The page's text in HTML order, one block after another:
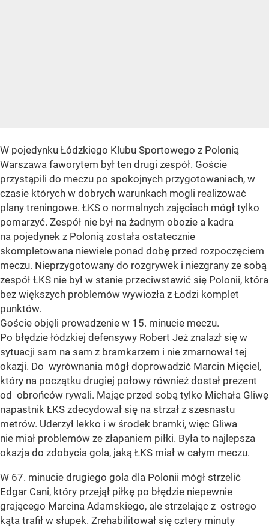
W pojedynku Łódzkiego Klubu Sportowego z Polonią
Warszawa faworytem był ten drugi zespół. Goście
przystąpili do meczu po spokojnych przygotowaniach, w
czasie których w dobrych warunkach mogli realizować
plany treningowe. ŁKS o normalnych zajęciach mógł tylko
pomarzyć. Zespół nie był na żadnym obozie a kadra
na pojedynek z Polonią została ostatecznie
skompletowana niewiele ponad dobę przed rozpoczęciem
meczu. Nieprzygotowany do rozgrywek i niezgrany ze sobą
zespół ŁKS nie był w stanie przeciwstawić się Polonii, która
bez większych problemów wywiozła z Łodzi komplet
punktów.
Goście objęli prowadzenie w 15. minucie meczu.
Po błędzie łódzkiej defensywy Robert Jeż znalazł się w
sytuacji sam na sam z bramkarzem i nie zmarnował tej
okazji. Do wyrównania mógł doprowadzić Marcin Mięciel,
który na początku drugiej połowy również dostał prezent
od obrońców rywali. Mając przed sobą tylko Michała Gliwę
napastnik ŁKS zdecydował się na strzał z szesnastu
metrów. Uderzył lekko i w środek bramki, więc Gliwa
nie miał problemów ze złapaniem piłki. Była to najlepsza
okazja do zdobycia gola, jaką ŁKS miał w całym meczu.
W 67. minucie drugiego gola dla Polonii mógł strzelić
Edgar Cani, który przejął piłkę po błędzie niepewnie
grającego Marcina Adamskiego, ale strzelając z ostrego
kąta trafił w słupek. Zrehabilitował się cztery minuty